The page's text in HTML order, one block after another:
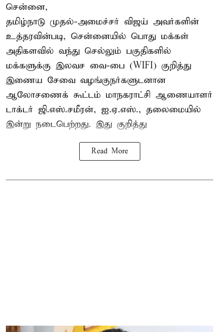
சென்னை,
தமிழ்நாடு முதல்-அமைச்சர் விஜய் அவர்களின்
உத்தரவின்படி, சென்னையில் பொது மக்கள்
அதிகளவில் வந்து செல்லும் பகுதிகளில்
மக்களுக்கு இலவச வை-பை (WIFI) குறித்து
இணைய சேவை வழங்குநர்களுடனான
ஆலோசணைக் கூட்டம் மாநகராட்சி ஆணையாளர்
டாக்டர் ஜி.எஸ்.சமீரன், ஐ.ஏ.எஸ்., தலைமையில்
இன்று நடைபெற்றது. இது குறித்து
Read More